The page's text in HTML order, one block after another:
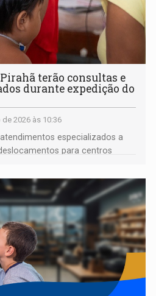
Pirahã terão consultas e
durante expedição do
2026 às 10:36
especializados a
para centros